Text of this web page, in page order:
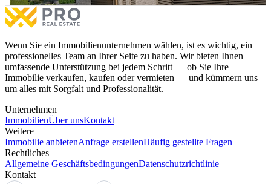
Wenn Sie ein Immobilienunternehmen wählen, ist es wichtig, ein
professionelles Team an Ihrer Seite zu haben. Wir bieten Ihnen
umfassende Unterstützung bei jedem Schritt — ob Sie Ihre
Immobilie verkaufen, kaufen oder vermieten — und kümmern uns
um alles mit Sorgfalt und Professionalität.
Unternehmen
ImmobilienÜber unsKontakt
Weitere
Immobilie anbietenAnfrage erstellenHäufig gestellte Fragen
Rechtliches
Allgemeine GeschäftsbedingungenDatenschutzrichtlinie
Kontakt